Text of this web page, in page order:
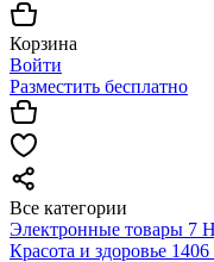
Корзина
Войти
Разместить бесплатно
Все категории
Электронные товары 7
Красота и здоровье 1406